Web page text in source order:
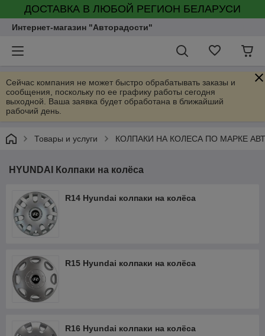
ДОСТАВКА В ЛЮБОЙ РЕГИОН БЕЛАРУСИ
Интернет-магазин "Авторадости"
Сейчас компания не может быстро обрабатывать заказы и
сообщения, поскольку по ее графику работы сегодня
выходной. Ваша заявка будет обработана в ближайший
рабочий день.
Товары и услуги КОЛПАКИ НА КОЛЕСА ПО МАРКЕ
HYUNDAI Колпаки на колёса
R14 Hyundai колпаки на колёса
R15 Hyundai колпаки на колёса
R16 Hyundai колпаки на колёса